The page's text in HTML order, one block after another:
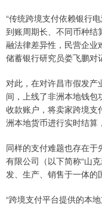
“传统跨境支付依赖银行
到账周期长、不同币种结
融法律差异性，民营企业
储蓄银行研究员娄飞鹏对
对此，在对许昌市假发产
间，上线了非洲本地钱
收款账户，将卖家跨境支
洲本地货币进行实时结算
同样的支付难题也存在于
有限公司（以下简称“山
发、生产、销售于一体的
“跨境支付平台提供的本